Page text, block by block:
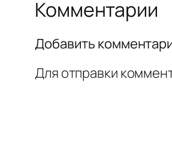
Комментарии
Добавить
Для отправки